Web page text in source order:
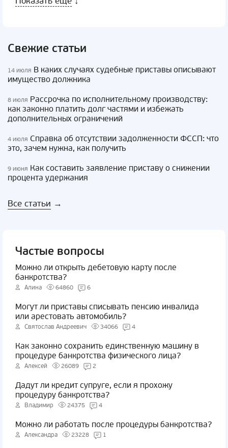
Свежие статьи
14 июля В каких случаях судебные приставы описывают
имущество должника
8 июля Рассрочка по исполнительному производству:
как законно платить долг частями и избежать
дополнительных ограничений
4 июля Справка об отсутствии задолженности ФССП: что
это, зачем нужна, как получить
9 июня Как составить заявление приставу о снижении
процента удержания
Все статьи →
Частые вопросы
Можно ли открыть дебетовую карту после
банкротства?
Алина 64860 6
Могут ли приставы списывать пенсию инвалида
или арестовать автомобиль?
Святослав Андреевич 34066 4
Как законно сохранить единственную машину в
процедуре банкротства физического лица?
Алексей 26089 2
Дадут ли кредит супруге, если я прохожу
процедуру банкротства?
Владимир 24375 4
Можно ли работать после процедуры банкротства?
Александра 23228 1